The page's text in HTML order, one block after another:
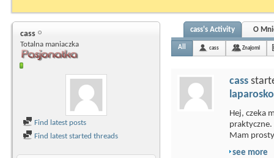
cass
Totalna maniaczka
Find latest posts
Find latest started threads
cass's Activity O
All cass Znajomi
cass
Hej, czeka
praktyczne.
Mam
see more